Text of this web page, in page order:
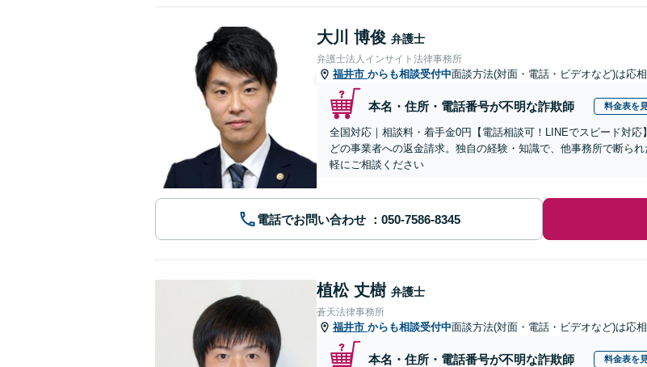
大川 博俊 弁護士
弁護士法人インサイト法律事務所
福井市 からも相談受付中面談方法(対面・電話・ビデオなど)は応
本名・住所・電話番号が不明な詐欺師 料金表を
全国対応｜相談料・着手金0円【電話相談可！LINEでスピード対
どの事業者への返金請求。独自の経験・知識で、他事務所で断ら
軽にご相談ください
電話でお問い合わせ
植松 丈樹 弁護士
蒼天法律事務所
福井市 からも相談受付中面談方法(対面・電話・ビデオなど)は応
本名・住所・電話番号が不明な詐欺師 料金表を